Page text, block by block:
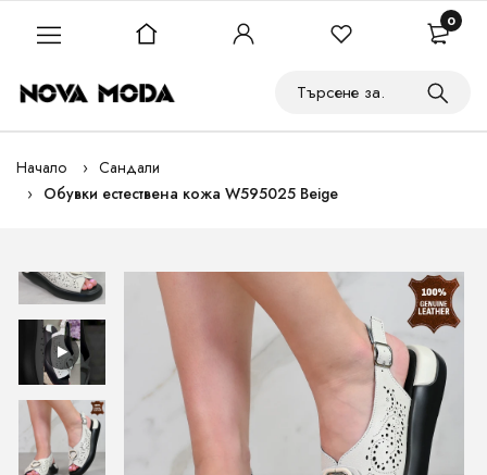
Начало
Сандали
Обувки естествена кожа W595025 Beige
0